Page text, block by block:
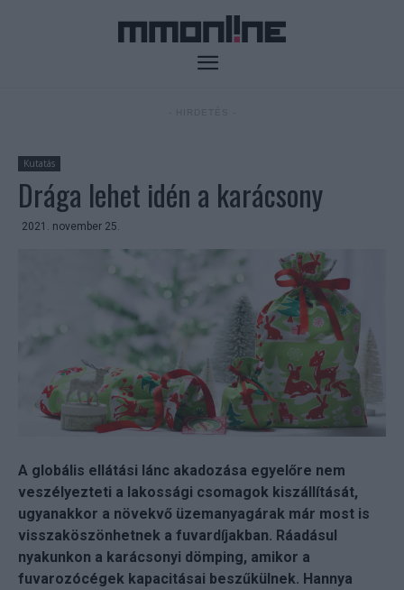
Kutatás
Drága lehet idén a karácsony
2021. november 25.
A globális ellátási lánc akadozása egyelőre nem
veszélyezteti a lakossági csomagok kiszállítását,
ugyanakkor a növekvő üzemanyagárak már most is
visszaköszönhetnek a fuvardíjakban. Ráadásul
nyakunkon a karácsonyi dömping, amikor a
fuvarozócégek kapacitásai beszűkülnek. Hannya